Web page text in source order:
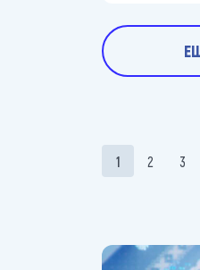
Текущая
1 Page
2 Page
3
https://